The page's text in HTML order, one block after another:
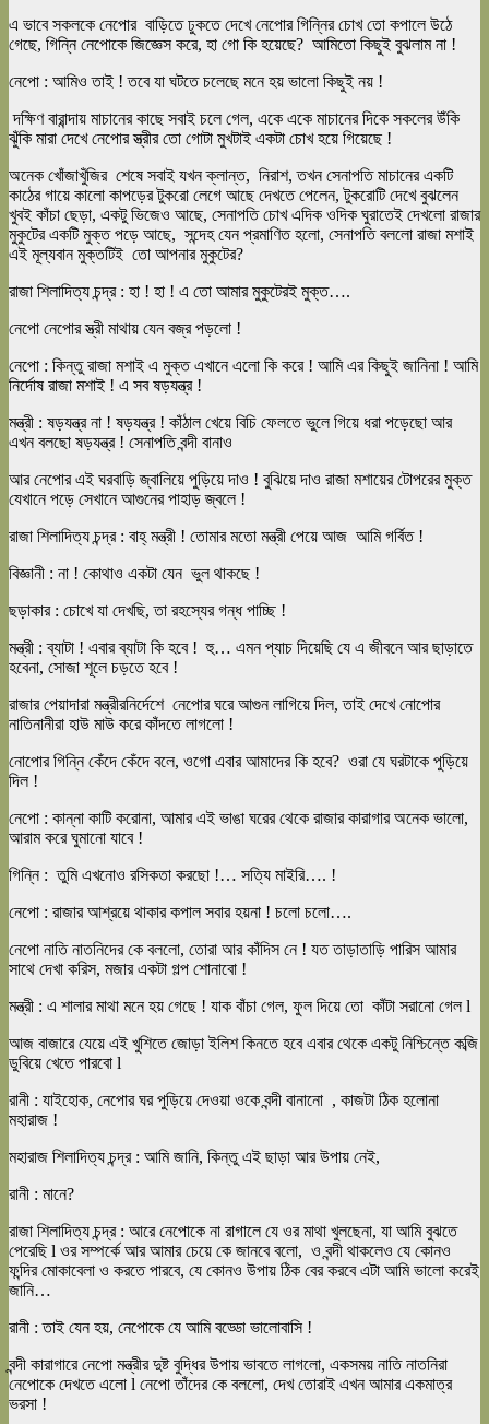
এ ভাবে সকলকে নেপোর বাড়িতে ঢুকতে দেখে নেপোর গিন্নির চোখ তো কপালে উঠে
গেছে, গিন্নি নেপোকে জিজ্ঞেস করে, হা গো কি হয়েছে? আমিতো কিছুই বুঝলাম না !
নেপো : আমিও তাই ! তবে যা ঘটতে চলেছে মনে হয় ভালো কিছুই নয় !
দক্ষিণ বারান্দায় মাচানের কাছে সবাই চলে গেল, একে একে মাচানের দিকে সকলের উঁকি
ঝুঁকি মারা দেখে নেপোর স্ত্রীর তো গোটা মুখটাই একটা চোখ হয়ে গিয়েছে !
অনেক খোঁজাখুঁজির শেষে সবাই যখন ক্লান্ত, নিরাশ, তখন সেনাপতি মাচানের একটি
কাঠের গায়ে কালো কাপড়ের টুকরো লেগে আছে দেখতে পেলেন, টুকরোটি দেখে বুঝলেন
খুবই কাঁচা ছেড়া, একটু ভিজেও আছে, সেনাপতি চোখ এদিক ওদিক ঘুরাতেই দেখলো রাজার
মুকুটের একটি মুক্ত পড়ে আছে, সন্দেহ যেন প্রমাণিত হলো, সেনাপতি বললো রাজা মশাই
এই মূল্যবান মুক্তটিই তো আপনার মুকুটের?
রাজা শিলাদিত্য চন্দ্র : হা ! হা ! এ তো আমার মুকুটেরই মুক্ত….
নেপো নেপোর স্ত্রী মাথায় যেন বজ্র পড়লো !
নেপো : কিন্তু রাজা মশাই এ মুক্ত এখানে এলো কি করে ! আমি এর কিছুই জানিনা ! আমি
নির্দোষ রাজা মশাই ! এ সব ষড়যন্ত্র !
মন্ত্রী : ষড়যন্ত্র না ! ষড়যন্ত্র ! কাঁঠাল খেয়ে বিচি ফেলতে ভুলে গিয়ে ধরা পড়েছো আর
এখন বলছো ষড়যন্ত্র ! সেনাপতি বন্দী বানাও
আর নেপোর এই ঘরবাড়ি জ্বালিয়ে পুড়িয়ে দাও ! বুঝিয়ে দাও রাজা মশায়ের টোপরের মুক্ত
যেখানে পড়ে সেখানে আগুনের পাহাড় জ্বলে !
রাজা শিলাদিত্য চন্দ্র : বাহ্ মন্ত্রী ! তোমার মতো মন্ত্রী পেয়ে আজ আমি গর্বিত !
বিজ্ঞানী : না ! কোথাও একটা যেন ভুল থাকছে !
ছড়াকার : চোখে যা দেখছি, তা রহস্যের গন্ধ পাচ্ছি !
মন্ত্রী : ব্যাটা ! এবার ব্যাটা কি হবে ! হু… এমন প্যাচ দিয়েছি যে এ জীবনে আর ছাড়াতে
হবেনা, সোজা শূলে চড়তে হবে !
রাজার পেয়াদারা মন্ত্রীরনির্দেশে নেপোর ঘরে আগুন লাগিয়ে দিল, তাই দেখে নোপোর
নাতিনানীরা হাউ মাউ করে কাঁদতে লাগলো !
নোপোর গিন্নি কেঁদে কেঁদে বলে, ওগো এবার আমাদের কি হবে? ওরা যে ঘরটাকে পুড়িয়ে
দিল !
নেপো : কান্না কাটি করোনা, আমার এই ভাঙা ঘরের থেকে রাজার কারাগার অনেক ভালো,
আরাম করে ঘুমানো যাবে !
গিন্নি : তুমি এখনোও রসিকতা করছো !… সত্যি মাইরি…. !
নেপো : রাজার আশ্রয়ে থাকার কপাল সবার হয়না ! চলো চলো….
নেপো নাতি নাতনিদের কে বললো, তোরা আর কাঁদিস নে ! যত তাড়াতাড়ি পারিস আমার
সাথে দেখা করিস, মজার একটা গল্প শোনাবো !
মন্ত্রী : এ শালার মাথা মনে হয় গেছে ! যাক বাঁচা গেল, ফুল দিয়ে তো কাঁটা সরানো গেল l
আজ বাজারে যেয়ে এই খুশিতে জোড়া ইলিশ কিনতে হবে এবার থেকে একটু নিশ্চিন্তে কব্জি
ডুবিয়ে খেতে পারবো l
রানী : যাইহোক, নেপোর ঘর পুড়িয়ে দেওয়া ওকে বন্দী বানানো , কাজটা ঠিক হলোনা
মহারাজ !
মহারাজ শিলাদিত্য চন্দ্র : আমি জানি, কিন্তু এই ছাড়া আর উপায় নেই,
রানী : মানে?
রাজা শিলাদিত্য চন্দ্র : আরে নেপোকে না রাগালে যে ওর মাথা খুলছেনা, যা আমি বুঝতে
পেরেছি l ওর সম্পর্কে আর আমার চেয়ে কে জানবে বলো, ও বন্দী থাকলেও যে কোনও
ফন্দির মোকাবেলা ও করতে পারবে, যে কোনও উপায় ঠিক বের করবে এটা আমি ভালো করেই
জানি…
রানী : তাই যেন হয়, নেপোকে যে আমি বড্ডো ভালোবাসি !
বন্দী কারাগারে নেপো মন্ত্রীর দুষ্ট বুদ্ধির উপায় ভাবতে লাগলো, একসময় নাতি নাতনিরা
নেপোকে দেখতে এলো l নেপো তাঁদের কে বললো, দেখ তোরাই এখন আমার একমাত্র
ভরসা !